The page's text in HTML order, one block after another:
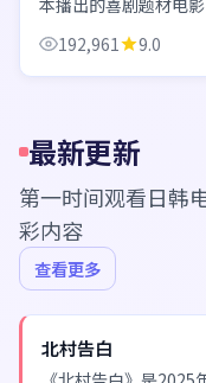
之介、吉沢亮、石原里
等主演。画面与配乐
过日韩电影电视剧...
192,961 9.0
最新更新
第一时间观看日韩
彩内容
查看更多
北村告白